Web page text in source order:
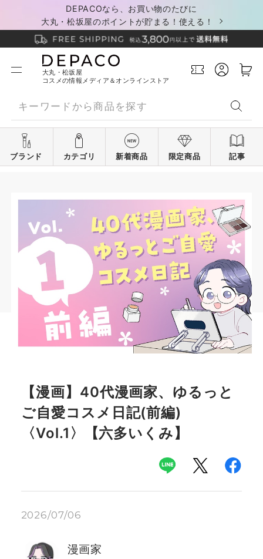
DEPACOなら、お買い物のたびに
大丸・松坂屋のポイントが貯まる！使える！
大丸・松坂屋
コスメの情報メディア＆オンラインストア
ブランド カテゴリ 新着商品 限定商品 記事
【漫画】40代漫画家、ゆるっと
ご自愛コスメ日記(前編)
〈Vol.1〉【六多いくみ】
2026/07/06
漫画家